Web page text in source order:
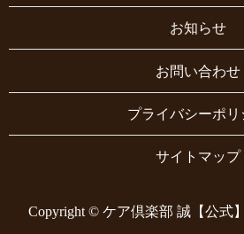
お知らせ
お問い合わせ
プライバシーポリ
サイトマップ
Copyright © ケア倶楽部 誠【公式